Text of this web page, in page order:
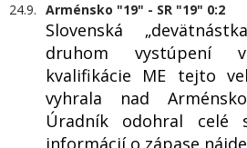
24.9. Arménsko "19" - SR "19" 0:2
Slovenská
druhom vystúpení
kvalifikácie ME tejto
vyhrala nad
Úradník odohral celé
informácií o zápase